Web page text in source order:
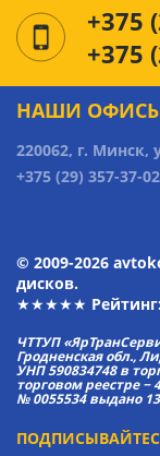
+375
+375
НАШИ
220062, г. Минск,
+375 (29) 357-37-
© 2009-2026
дисков.
★★★★★ Рейтинг:
ЧТТУП
Гродненская обл.,
УНП 590834748 в
торговом реестре −
№ 0055534 выдано